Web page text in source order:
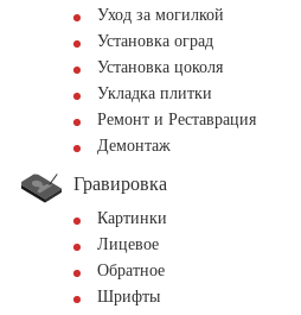
Уход за могилкой
Установка оград
Установка цоколя
Укладка плитки
Ремонт и Реставрация
Демонтаж
Гравировка
Картинки
Лицевое
Обратное
Шрифты